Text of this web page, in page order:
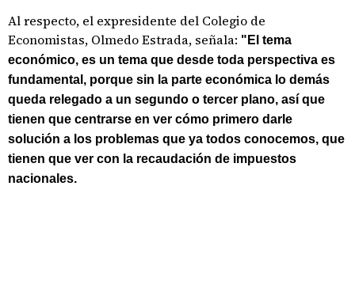
Al respecto, el expresidente del Colegio de
Economistas, Olmedo Estrada, señala: "El tema
económico, es un tema que desde toda perspectiva es
fundamental, porque sin la parte económica lo demás
queda relegado a un segundo o tercer plano, así que
tienen que centrarse en ver cómo primero darle
solución a los problemas que ya todos conocemos, que
tienen que ver con la recaudación de impuestos
nacionales.